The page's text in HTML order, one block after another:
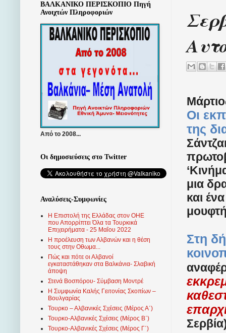
Οι
της
μια
και
Στη
ΒΑΛΚΑΝΙΚΟ ΠΕΡΙΣΚΟΠΙΟ Πηγή
Ανοιχτών Πληροφοριών
Από το 2008...
Οι δημοσιεύσεις στο Twitter
Αναλύσεις-Συμφωνίες
Η Επιστολή της Ελλάδας στον ΟΗΕ
που Απορρίπτει Όλα τα Τουρκικά
Επιχειρήματα - 25 Μαΐου 2022
Η προέλευση των Αλβανών και η θέση
τους στην Οθωμα...
Πώς και πότε οι Αλβανοί
εγκαταστάθηκαν στα Βαλκάνια- Σλαβική
άποψη
Στενά Βοσπόρου- Σύμβαση Μοντρέ
Η Συμφωνία Καλής Γειτονίας Σκοπίων –
Βουλγαρίας
Τουρκο – Αλβανικές Σχέσεις (Mέρος Α΄)
Τουρκο-Αλβανικές Σχέσεις (Μέρος Β΄)
Τουρκο-Αλβανικές Σχέσεις (Μέρος Γ΄)